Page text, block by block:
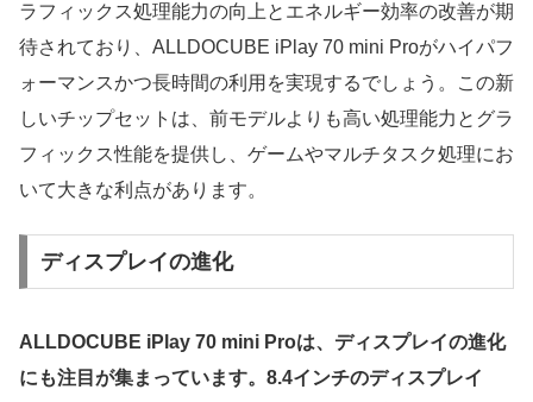
ラフィックス処理能力の向上とエネルギー効率の改善が期
待されており、ALLDOCUBE iPlay 70 mini Proがハイパフ
ォーマンスかつ長時間の利用を実現するでしょう。この新
しいチップセットは、前モデルよりも高い処理能力とグラ
フィックス性能を提供し、ゲームやマルチタスク処理にお
いて大きな利点があります。
ディスプレイの進化
ALLDOCUBE iPlay 70 mini Proは、ディスプレイの進化
にも注目が集まっています。8.4インチのディスプレイ